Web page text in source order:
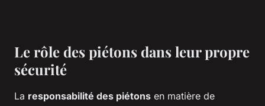
Le rôle des piétons dans leur propre
sécurité
La responsabilité des piétons en matière de